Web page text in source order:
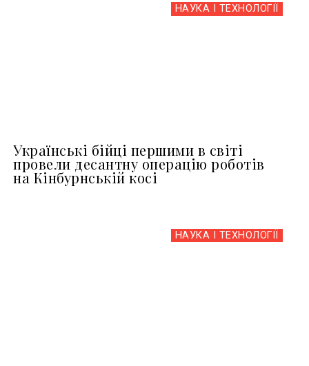
НАУКА І ТЕХНОЛОГІЇ
Українські бійці першими в світі
провели десантну операцію роботів
на Кінбурнській косі
НАУКА І ТЕХНОЛОГІЇ